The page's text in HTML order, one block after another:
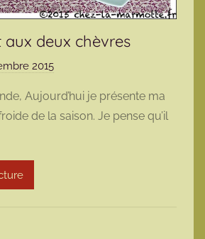
deux chèvres
2015
r
m
Aujourd’hui je présente ma
de la saison. Je pense qu’il